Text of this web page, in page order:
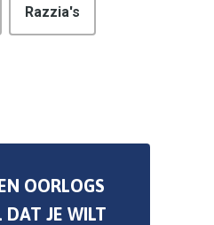
Razzia's
OORLOGS
DAT JE WILT